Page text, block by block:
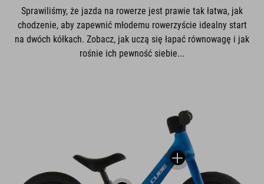
Sprawiliśmy, że jazda na rowerze jest prawie tak łatwa, jak
chodzenie, aby zapewnić młodemu rowerzyście idealny start
na dwóch kółkach. Zobacz, jak uczą się łapać równowagę i jak
rośnie ich pewność siebie...